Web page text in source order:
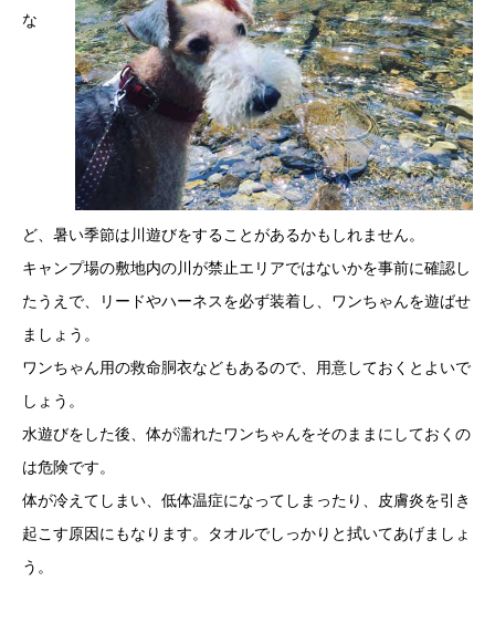
な
ど、暑い季節は川遊びをすることがあるかもしれません。
キャンプ場の敷地内の川が禁止エリアではないかを事前に確認し
たうえで、リードやハーネスを必ず装着し、ワンちゃんを遊ばせ
ましょう。
ワンちゃん用の救命胴衣などもあるので、用意しておくとよいで
しょう。
水遊びをした後、体が濡れたワンちゃんをそのままにしておくの
は危険です。
体が冷えてしまい、低体温症になってしまったり、皮膚炎を引き
起こす原因にもなります。タオルでしっかりと拭いてあげましょ
う。